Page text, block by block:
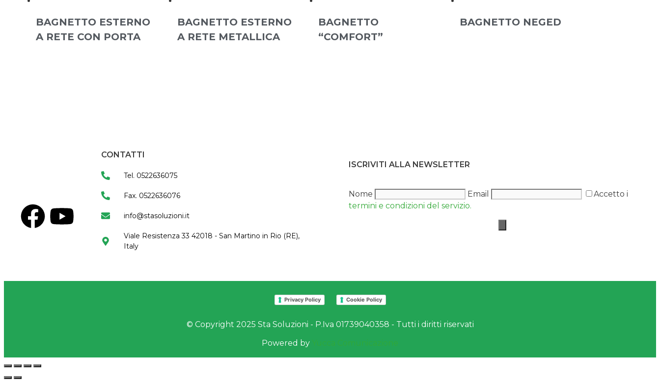
BAGNETTO ESTERNO
A RETE CON PORTA
BAGNETTO ESTERNO
A RETE METALLICA
BAGNETTO
“COMFORT”
BAGNETTO NEGED
CONTATTI
Tel. 0522636075
Fax. 0522636076
info@stasoluzioni.it
Viale Resistenza 33 42018 - San Martino in Rio (RE),
Italy
ISCRIVITI ALLA NEWSLETTER
Nome Email
Accetto i
termini e condizioni del servizio.
Privacy Policy Cookie Policy
© Copyright 2025 Sta Soluzioni - P.Iva 01739040358 - Tutti i diritti riservati
Powered by Yucca Comunicazione